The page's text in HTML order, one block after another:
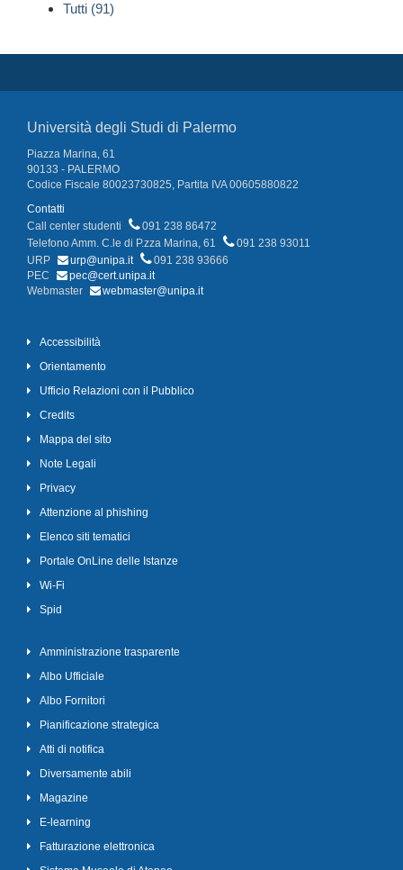
Tutti (91)
Università degli Studi di Palermo
Piazza Marina, 61
90133 - PALERMO
Codice Fiscale 80023730825, Partita IVA 00605880822
Contatti
Call center studenti
091 238 86472
Telefono Amm. C.le di P.zza Marina, 61
091 238 93011
URP
urp@unipa.it
091 238 93666
PEC
pec@cert.unipa.it
Webmaster
webmaster@unipa.it
Accessibilità
Orientamento
Ufficio Relazioni con il Pubblico
Credits
Mappa del sito
Note Legali
Privacy
Attenzione al phishing
Elenco siti tematici
Portale OnLine delle Istanze
Wi-Fi
Spid
Amministrazione trasparente
Albo Ufficiale
Albo Fornitori
Pianificazione strategica
Atti di notifica
Diversamente abili
Magazine
E-learning
Fatturazione elettronica